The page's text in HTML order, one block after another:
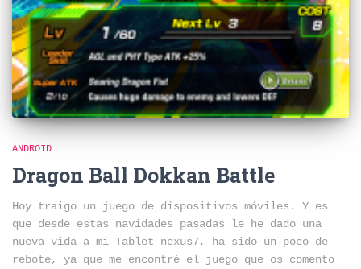
ANDROID
Dragon Ball Dokkan Battle
Hoy traigo un juego de dispositivos móviles. Y es
que desde estas navidades pasadas le he dado una
nueva vida a mi Tablet nexus7, ha sido un poco de
rebote, ya que me encontré el juego que os comento